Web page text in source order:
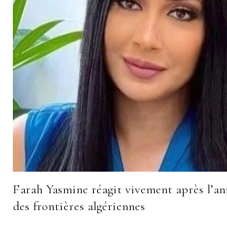
Farah Yasmine réagit vivement après
des frontières algériennes